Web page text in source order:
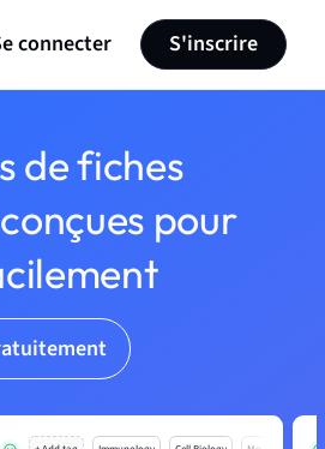
connecter S'inscrire
de fiches
pour